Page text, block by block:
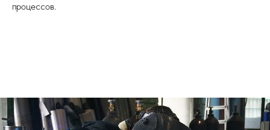
процессов.